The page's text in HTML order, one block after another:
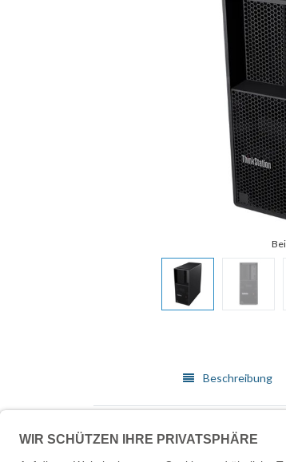
Beschreibung
Produktfeatures